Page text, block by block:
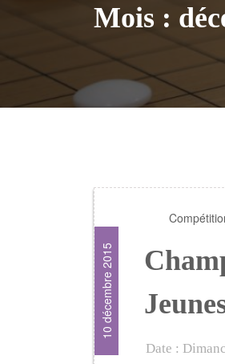
Mois :
10 décembre 2015
Date :